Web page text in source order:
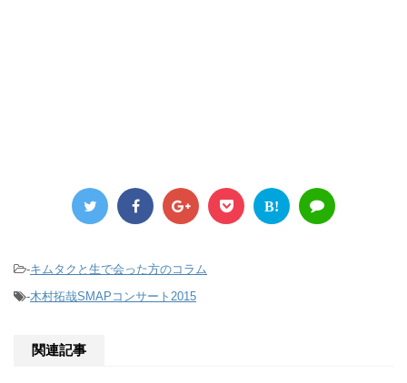
B!
-キムタクと生で会った方のコラム
-木村拓哉SMAPコンサート2015
関連記事